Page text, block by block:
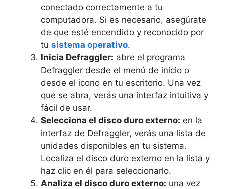
conectado correctamente a tu
computadora. Si es necesario, asegúrate
de que esté encendido y reconocido por
tu sistema operativo.
Inicia Defraggler: abre el programa
Defraggler desde el menú de inicio o
desde el icono en tu escritorio. Una vez
que se abra, verás una interfaz intuitiva y
fácil de usar.
Selecciona el disco duro externo: en la
interfaz de Defraggler, verás una lista de
unidades disponibles en tu sistema.
Localiza el disco duro externo en la lista y
haz clic en él para seleccionarlo.
Analiza el disco duro externo: una vez